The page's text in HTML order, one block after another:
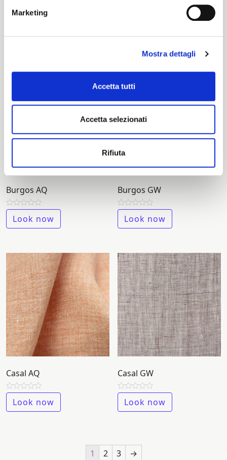
Marketing
Mostra dettagli
Accetta tutti
Accetta selezionati
Rifiuta
0 Look now
0 Look now
Burgos AQ
Rated
out
Look now
Burgos GW
Rated
out
Look now
Casal AQ
Rated
out
Look now
Casal GW
Rated
out
Look now
1 2 3 →